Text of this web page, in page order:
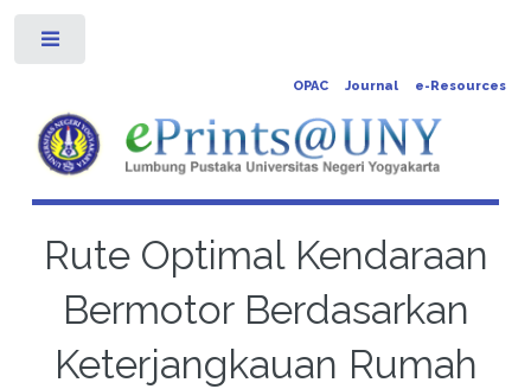
OPAC Journal e-Resources
Rute Optimal Kendaraan
Bermotor Berdasarkan
Keterjangkauan Rumah